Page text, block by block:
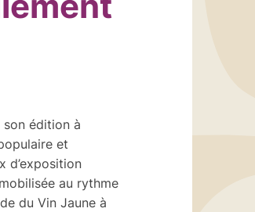
son édition à
et
d’exposition
au rythme
du Vin Jaune à